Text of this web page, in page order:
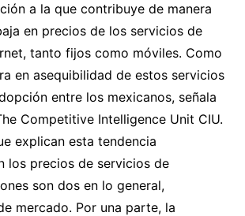
a la que contribuye de manera
en precios de los servicios de
tanto fijos como móviles. Como
en asequibilidad de estos servicios
entre los mexicanos, señala
Competitive Intelligence Unit CIU.
explican esta tendencia
los precios de servicios de
son dos en lo general,
mercado. Por una parte, la